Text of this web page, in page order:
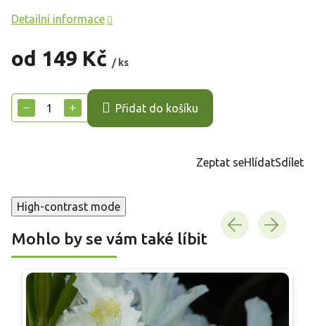
od 149 Kč / ks
cena:
+
− Přidat do košíku
Detailní informace
Zeptat seHlídatSdílet
High-contrast mode
Mohlo by se vám také líbit